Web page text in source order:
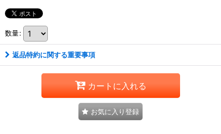
数量:
返品特約に関する重要事項
カートに入れる
お気に入り登録